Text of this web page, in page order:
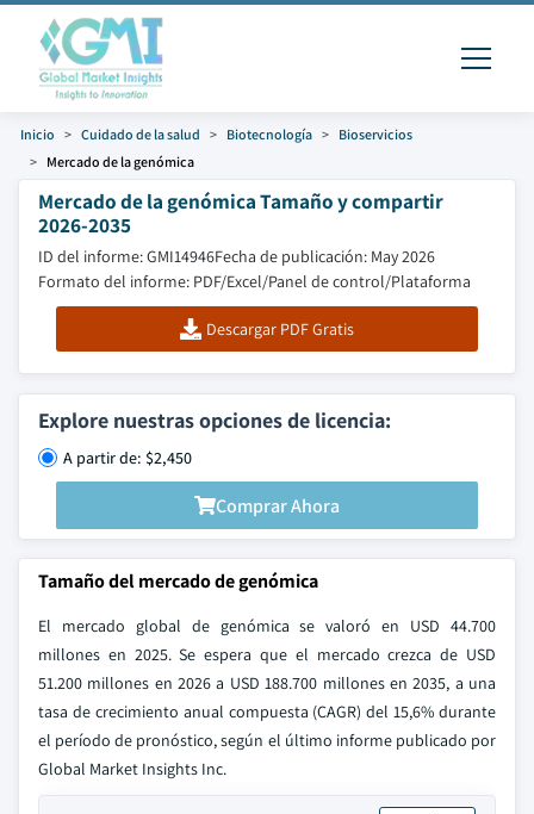
Inicio Cuidado de la salud Biotecnología
Bioservicios
Mercado de la genómica
Mercado de la genómica Tamaño y compartir
2026-2035
ID del informe: GMI14946Fecha de publicación: May 2026
Formato del informe: PDF/Excel/Panel de control/Plataforma
Descargar PDF Gratis
Explore nuestras opciones de licencia:
A partir de: $2,450
Comprar Ahora
Tamaño del mercado de genómica
El mercado global de genómica se valoró en USD 44.700
millones en 2025. Se espera que el mercado crezca de USD
51.200 millones en 2026 a USD 188.700 millones en 2035, a una
tasa de crecimiento anual compuesta (CAGR) del 15,6% durante
el período de pronóstico, según el último informe publicado por
Global Market Insights Inc.